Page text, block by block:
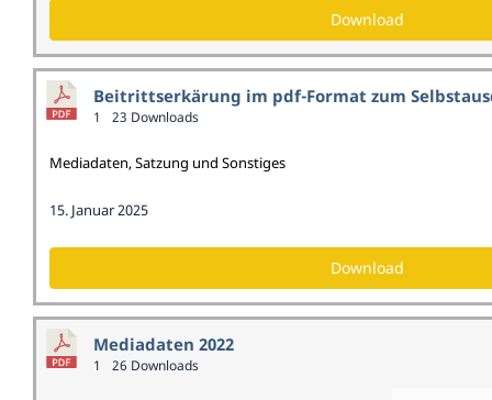
Download
Beitrittserkärung im pdf-Format zum
1 23 Downloads
Mediadaten, Satzung und Sonstiges
15. Januar 2025
Download
Mediadaten 2022
1 26 Downloads